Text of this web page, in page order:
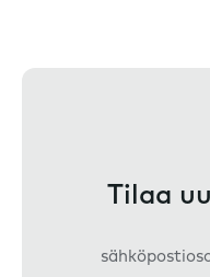
Tilaa